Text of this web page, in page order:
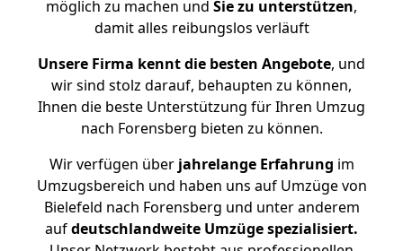
möglich zu machen und Sie zu unterstützen,
damit alles reibungslos verläuft
Unsere Firma kennt die besten Angebote, und
wir sind stolz darauf, behaupten zu können,
Ihnen die beste Unterstützung für Ihren Umzug
nach Forensberg bieten zu können.
Wir verfügen überjahrelange Erfahrung im
Umzugsbereich und haben uns auf Umzüge von
Bielefeld nach Forensberg und unter anderem
aufdeutschlandweite Umzüge spezialisiert.